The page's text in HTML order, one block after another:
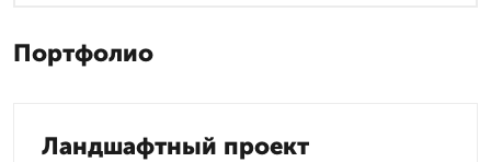
Портфолио
Ландшафтный проект